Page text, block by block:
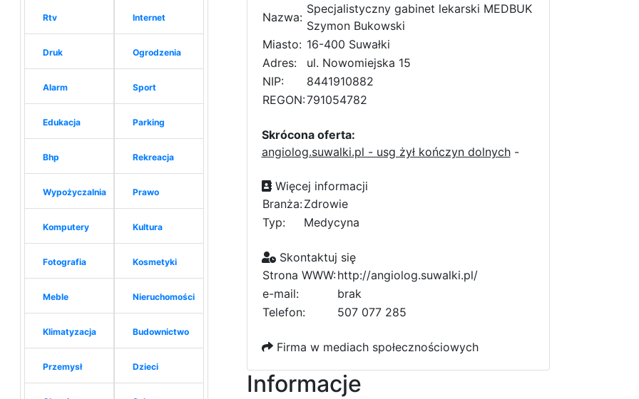
Rtv
Druk
Alarm
Edukacja
Bhp
Wypożyczalnia
Komputery
Fotografia
Meble
Klimatyzacja
Przemysł
Internet
Ogrodzenia
Sport
Parking
Rekreacja
Prawo
Kultura
Kosmetyki
Nieruchomości
Budownictwo
Dzieci
Nazwa:
Specjalistyczny gabinet lekarski MEDBUK
Szymon Bukowski
Miasto: 16-400 Suwałki
Adres:
ul. Nowomiejska 15
NIP:
8441910882
REGON:791054782
Skrócona oferta:
angiolog.suwalki.pl - usg żył kończyn dolnych-
Więcej informacji
Branża:Zdrowie
Typ:
Medycyna
Skontaktuj się
Strona WWW:http://angiolog.suwalki.pl/
e-mail:
b6
7
rak
Telefon:
507 077 285
Firma w mediach społecznościowych
Informacje